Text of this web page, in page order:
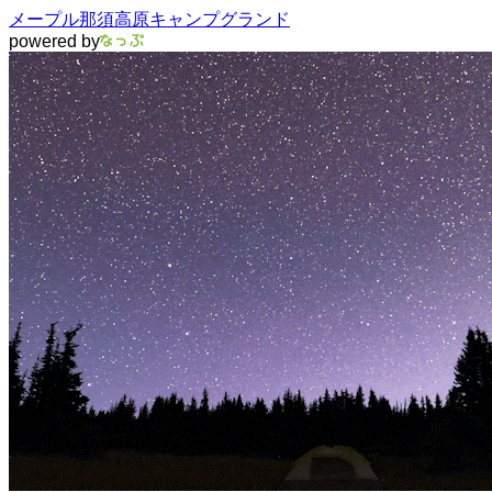
メープル那須高原キャンプグランド
powered by